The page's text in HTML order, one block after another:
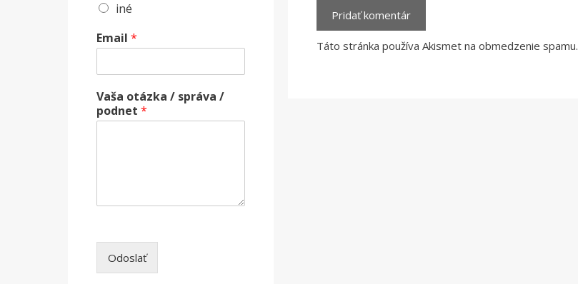
Táto stránka používa Akismet na obmedzenie spamu.
iné
Email *
Vaša otázka / správa /
podnet *
Odoslať